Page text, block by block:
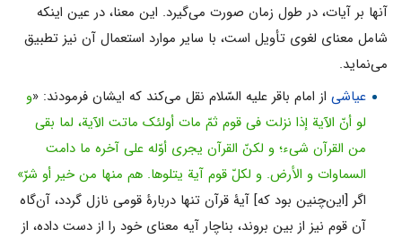
آنها بر آیات، در طول زمان صورت مى‌گیرد. این معنا، در عین اینکه
شامل معناى لغوى تأویل است، با سایر موارد استعمال آن نیز تطبیق
مى‌نماید.
عیاشىاز امام باقر علیه السّلام نقل مى‌کند که ایشان فرمودند: «و
لو أنّ الآیة إذا نزلت فی قوم ثمّ مات أولئک ماتت الآیة، لما بقی
من القرآن شیء؛ و لکنّ القرآن یجری أوّله على آخره ما دامت
السماوات و الأرض. و لکلّ قوم آیة یتلوها. هم منها من خیر أو شرّ»
اگر [این‌چنین بود که] آیۀ قرآن تنها دربارۀ قومى نازل گردد، آن‌گاه
آن قوم نیز از بین بروند، بناچار آیه معناى خود را از دست داده، از